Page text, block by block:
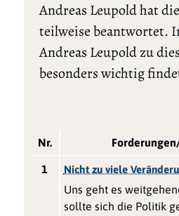
Andreas Leupold hat
teilweise beantwortet.
Andreas Leupold zu
besonders wichtig
Nr.
1 Nicht zu viele
Uns geht es
sollte sich die Politik